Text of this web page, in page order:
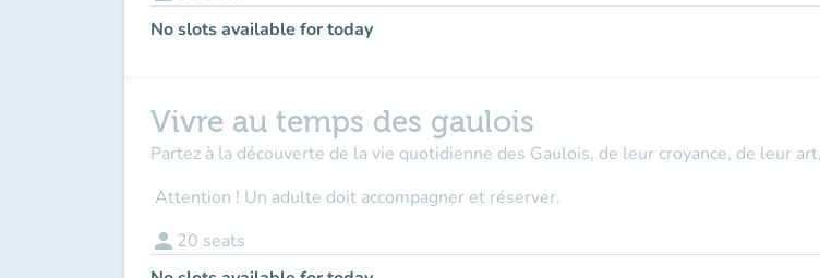
No slots available for today
Vivre au temps des gaulois
Partez à la découverte de la vie quotidienne des Gaulois, de leur croyance, de leur
Attention ! Un adulte doit accompagner et réserver.
person 20 seats